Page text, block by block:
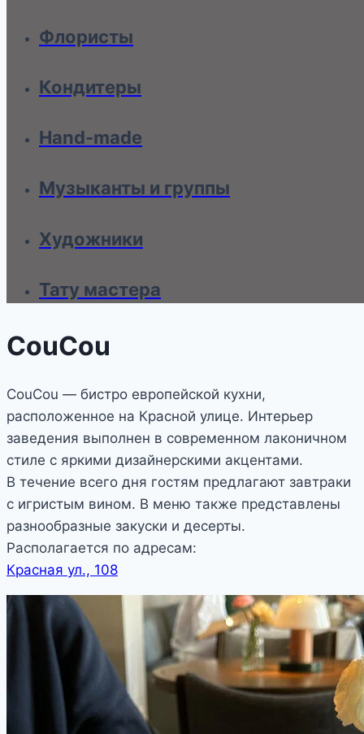
Флористы
Кондитеры
Hand-made
Музыканты и группы
Художники
Тату мастера
CouCou
CouCou — бистро европейской кухни,
расположенное на Красной улице. Интерьер
заведения выполнен в современном лаконичном
стиле с яркими дизайнерскими акцентами.
В течение всего дня гостям предлагают завтраки
с игристым вином. В меню также представлены
разнообразные закуски и десерты.
Располагается по адресам:
Красная ул., 108